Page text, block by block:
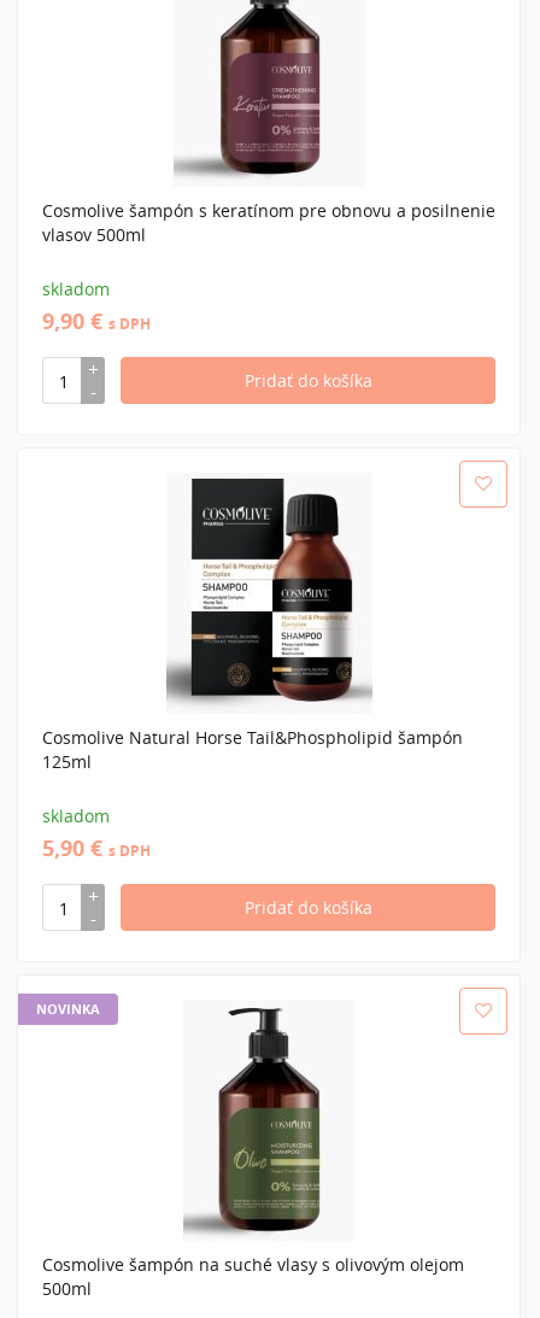
Cosmolive šampón s keratínom pre obnovu a posilnenie
vlasov 500ml
skladom
9,90 € s DPH
Cosmolive Natural Horse Tail&Phospholipid šampón
125ml
skladom
5,90 € s DPH
NOVINKA
Cosmolive šampón na suché vlasy s olivovým olejom
500ml